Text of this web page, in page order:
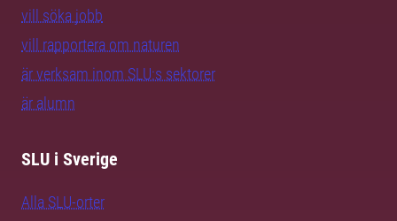
vill söka jobb
vill rapportera om naturen
är verksam inom SLU:s sektorer
är alumn
SLU i Sverige
Alla SLU-orter